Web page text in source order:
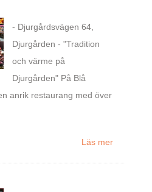
- Djurgårdsvägen 64,
Djurgården - "Tradition
och värme på
Djurgården" På Blå
anrik restaurang med över
Läs mer